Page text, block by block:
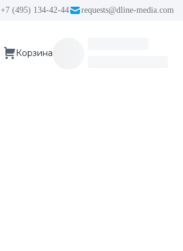
+7 (495) 134-42-44 requests@dline-media.com
Корзина